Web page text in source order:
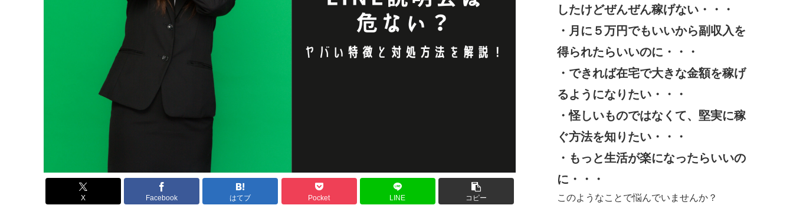
X Facebook はてブ Pocket LINE コピー
したけどぜんぜん稼げない・・・
・月に５万円でもいいから副収入を
得られたらいいのに・・・
・できれば在宅で大きな金額を稼げ
るようになりたい・・・
・怪しいものではなくて、堅実に稼
ぐ方法を知りたい・・・
・もっと生活が楽になったらいいの
に・・・
このようなことで悩んでいませんか？